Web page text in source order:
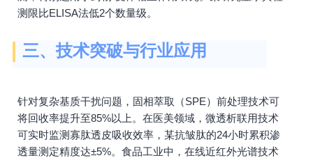
测限比ELISA法低2个数量级。
三、技术突破与行业应用
针对复杂基质干扰问题，固相萃取（SPE）前处理技术可
将回收率提升至85%以上。在医美领域，微透析联用技术
可实时监测寡肽透皮吸收效率，某抗皱肽的24小时累积渗
透量测定精度达±5%。食品工业中，在线近红外光谱技术